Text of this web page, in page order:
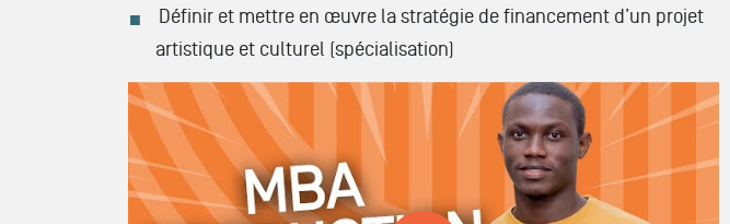
Définir et mettre en œuvre la stratégie de financement d’un projet
artistique et culturel (spécialisation)
Tout savoir sur nos formations // MBA PRODUCTION MUSICALE